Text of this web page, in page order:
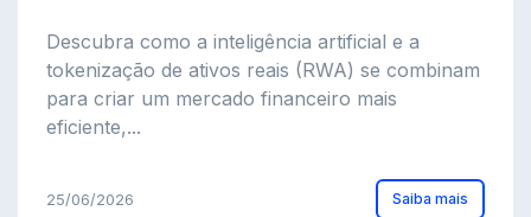
Descubra como a inteligência artificial e a
tokenização de ativos reais (RWA) se combinam
para criar um mercado financeiro mais
eficiente,...
25/06/2026 Saiba mais